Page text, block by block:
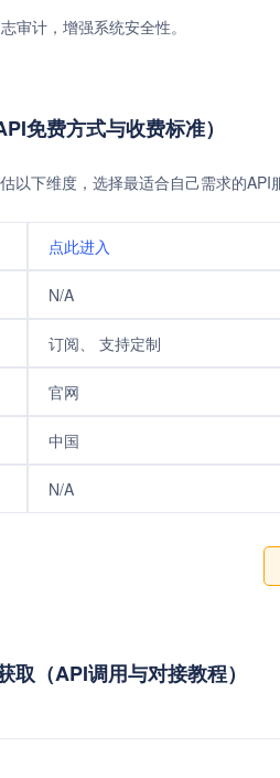
审计，增强系统安全性。
免费方式与收费标准）
以下维度，选择最适合自己需求的
点此进入
N/A
订阅、 支持定制
官网
中国
N/A
（API调用与对接教程）